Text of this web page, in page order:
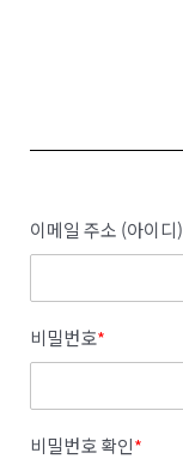
이메일 주소 (아이디)
비밀번호*
비밀번호 확인*